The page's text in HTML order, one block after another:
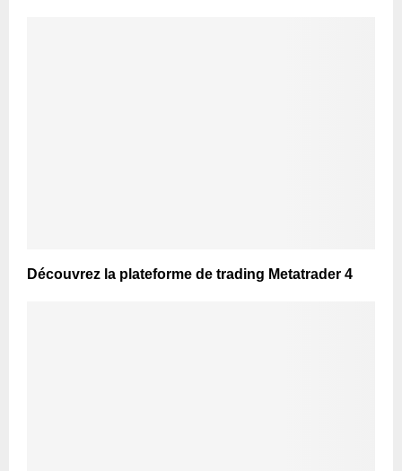
Découvrez la plateforme de trading Metatrader 4